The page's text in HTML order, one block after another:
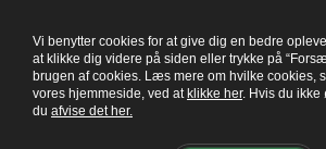
Vi benytter cookies for at give dig en bedre
at klikke dig videre på siden eller trykke på
brugen af cookies. Læs mere om hvilke cookies,
vores hjemmeside, ved at klikke her. Hvis du ikke
du afvise det her.